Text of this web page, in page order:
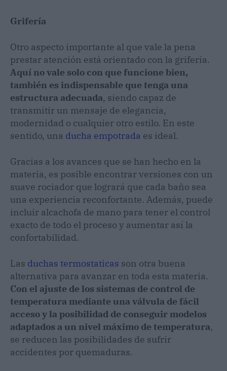
Grifería
Otro aspecto importante al que vale la pena
prestar atención está orientado con la grifería.
Aquí no vale solo con que funcione bien,
también es indispensable que tenga una
estructura adecuada, siendo capaz de
transmitir un mensaje de elegancia,
modernidad o cualquier otro estilo. En este
sentido, una ducha empotrada es ideal.
Gracias a los avances que se han hecho en la
materia, es posible encontrar versiones con un
suave rociador que logrará que cada baño sea
una experiencia reconfortante. Además, puede
incluir alcachofa de mano para tener el control
exacto de todo el proceso y aumentar así la
confortabilidad.
Las duchas termostaticas son otra buena
alternativa para avanzar en toda esta materia.
Con el ajuste de los sistemas de control de
temperatura mediante una válvula de fácil
acceso y la posibilidad de conseguir modelos
adaptados a un nivel máximo de temperatura,
se reducen las posibilidades de sufrir
accidentes por quemaduras.